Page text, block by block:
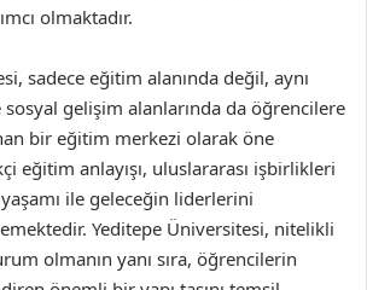
olmaktadır.
sadece eğitim alanında değil, aynı
gelişim alanlarında da öğrencilere
bir eğitim merkezi olarak öne
eğitim anlayışı, uluslararası işbirlikleri
ile geleceğin liderlerini
Yeditepe Üniversitesi, nitelikli
olmanın yanı sıra, öğrencilerin